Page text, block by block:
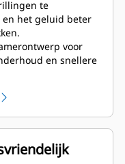
of in de
waar
is.
te
het geluid beter
voor
en snellere
zijn in de behuizing
tegen schade,
stilstandtijd op het
wordt.